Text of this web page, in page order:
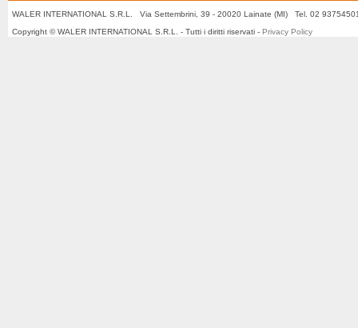
WALER INTERNATIONAL S.R.L. Via Settembrini, 39 - 20020 Lainate (MI) Tel. 02
Copyright © WALER INTERNATIONAL S.R.L. - Tutti i diritti riservati - Privacy Policy